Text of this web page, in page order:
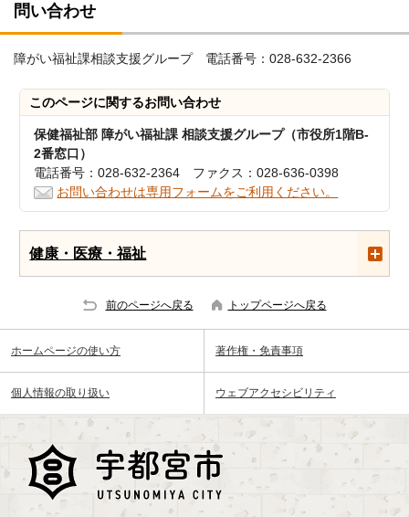
問い合わせ
障がい福祉課相談支援グループ 電話番号：028-632-2366
このページに関するお問い合わせ
保健福祉部 障がい福祉課 相談支援グループ（市役所1階B-
2番窓口）
電話番号：028-632-2364 ファクス：028-636-0398
お問い合わせは専用フォームをご利用ください。
健康・医療・福祉
前のページへ戻る トップページへ戻る
ホームページの使い方 著作権・免責事項
個人情報の取り扱い ウェブアクセシビリティ